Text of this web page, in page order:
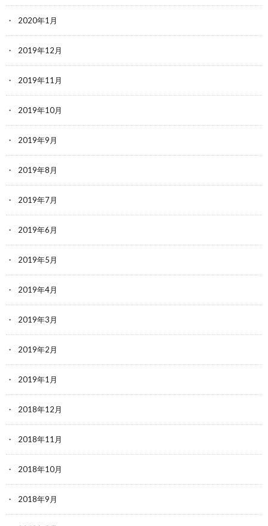
2020年1月
2019年12月
2019年11月
2019年10月
2019年9月
2019年8月
2019年7月
2019年6月
2019年5月
2019年4月
2019年3月
2019年2月
2019年1月
2018年12月
2018年11月
2018年10月
2018年9月